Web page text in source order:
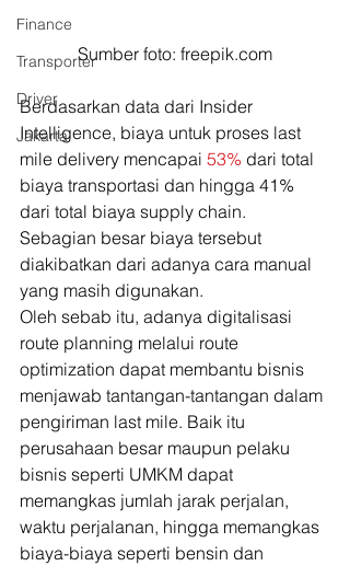
Finance
Transporter
Driver
Jakarta
Sumber foto: freepik.com
Berdasarkan data dari Insider
Intelligence, biaya untuk proses last
mile delivery mencapai 53% dari total
biaya transportasi dan hingga 41%
dari total biaya supply chain.
Sebagian besar biaya tersebut
diakibatkan dari adanya cara manual
yang masih digunakan.
Oleh sebab itu, adanya digitalisasi
route planning melalui route
optimization dapat membantu bisnis
menjawab tantangan-tantangan dalam
pengiriman last mile. Baik itu
perusahaan besar maupun pelaku
bisnis seperti UMKM dapat
memangkas jumlah jarak perjalan,
waktu perjalanan, hingga memangkas
biaya-biaya seperti bensin dan